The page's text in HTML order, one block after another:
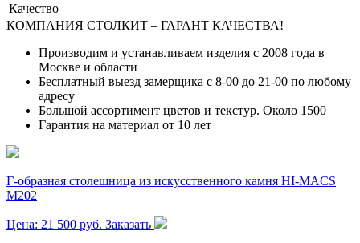
Качество
КОМПАНИЯ СТОЛКИТ – ГАРАНТ КАЧЕСТВА!
Производим и устанавливаем изделия с 2008 года в
Москве и области
Бесплатный выезд замерщика с 8-00 до 21-00 по любому
адресу
Большой ассортимент цветов и текстур. Около 1500
Гарантия на материал от 10 лет
Г-образная столешница из искусственного камня HI-MACS
M202
Цена: 21 500 руб. Заказать